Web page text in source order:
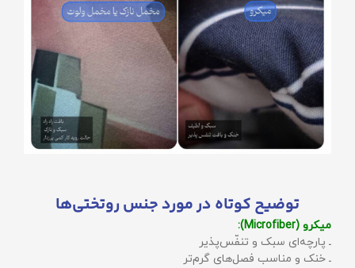
توضیح کوتاه در مورد جنس روتختی‌ها
میکرو (Microfiber):
ـ پارچه‌ای سبک و تنفّس‌پذیر
ـ خنک و مناسب فصل‌های گرم‌تر